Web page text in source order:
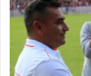
equipos
iniciarán
Clausura
2025
con